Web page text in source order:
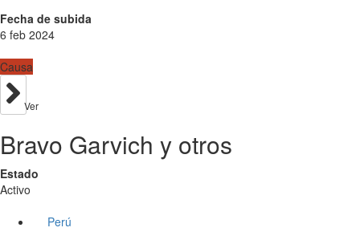
Fecha de subida
6 feb 2024
Causa
Ver
Bravo Garvich y otros
Estado
Activo
Perú